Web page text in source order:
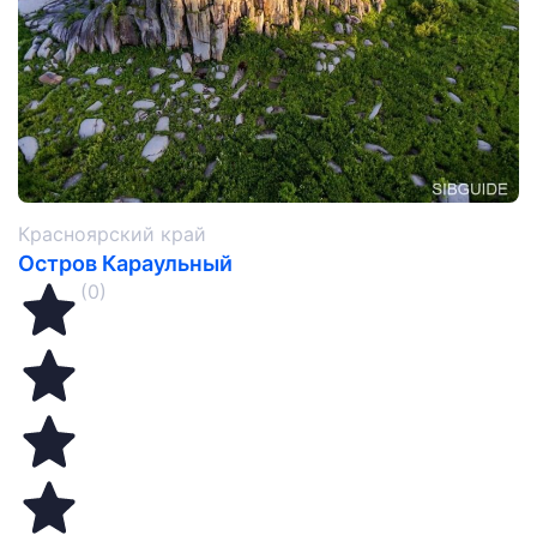
Красноярский край
Остров Караульный
(0)